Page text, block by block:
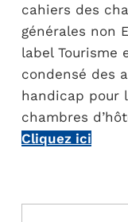
cahiers des
générales non
label Tourisme
condensé des
handicap pour
chambres
Cliquez ici
Skip back to main navigation
Navigation de l’article